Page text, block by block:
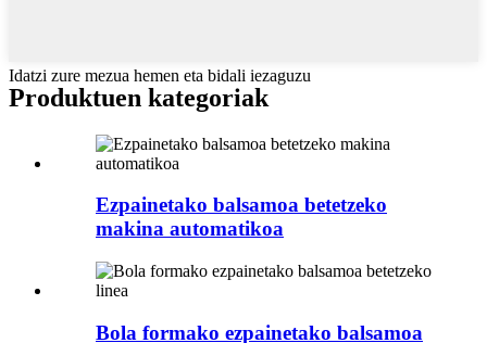
Idatzi zure mezua hemen eta bidali iezaguzu
Produktuen kategoriak
Ezpainetako balsamoa betetzeko
makina automatikoa
Bola formako ezpainetako balsamoa